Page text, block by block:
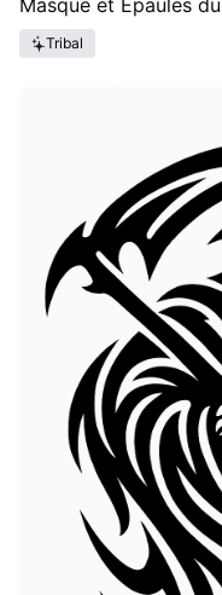
Masque et Épaules
Tribal